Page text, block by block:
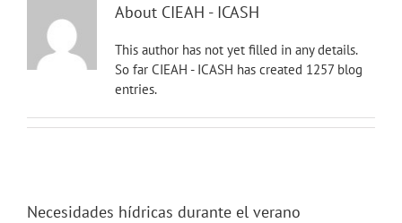
About CIEAH - ICASH
This author has not yet filled in any details.
So far CIEAH - ICASH has created 1257 blog
entries.
Necesidades hídricas durante el verano